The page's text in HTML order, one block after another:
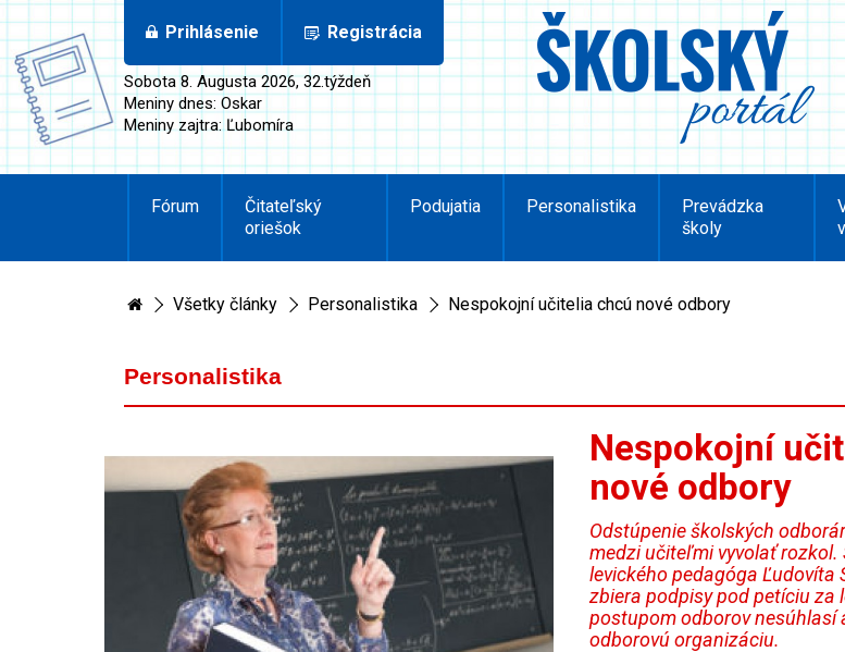
Prihlásenie Registrácia
Sobota 8. Augusta 2026, 32.týždeň
Meniny dnes: Oskar
Meniny zajtra: Ľubomíra
Fórum
Čitateľský
oriešok
Podujatia Personalistika
Prevádzka
školy
Všetky články Personalistika Nespokojní učitelia chcú nové odbory
Personalistika
Nespokojní
nové odbory
Odstúpenie školských
medzi učiteľmi vyvolať rozkol.
levického pedagóga Ľudovíta
zbiera podpisy pod petíciu za
postupom odborov nesúhlasí
odborovú organizáciu.